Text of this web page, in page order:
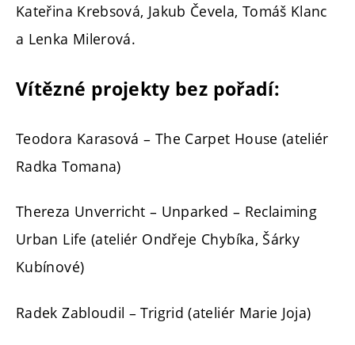
Kateřina Krebsová, Jakub Čevela, Tomáš Klanc
a Lenka Milerová.
Vítězné projekty bez pořadí:
Teodora Karasová – The Carpet House (ateliér
Radka Tomana)
Thereza Unverricht – Unparked – Reclaiming
Urban Life (ateliér Ondřeje Chybíka, Šárky
Kubínové)
Radek Zabloudil – Trigrid (ateliér Marie Joja)